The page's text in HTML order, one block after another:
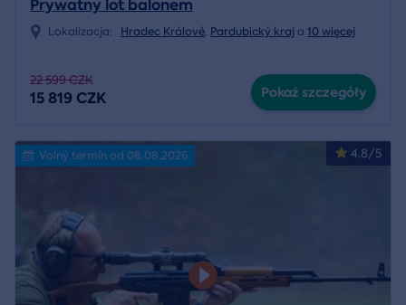
Prywatny lot balonem
Lokalizacja: Hradec Králové, Pardubický kraj a 10 więcej
22 599 CZK
15 819 CZK Pokaż szczegóły
4.8/5
Volný termín od 08.08.2026